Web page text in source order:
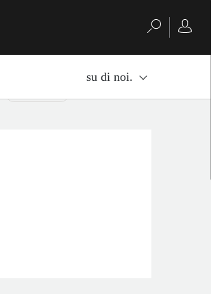
su di noi.